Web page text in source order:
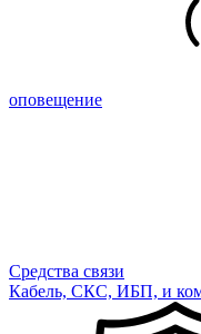
оповещение
Средства связи
Кабель, СКС, ИБП, и